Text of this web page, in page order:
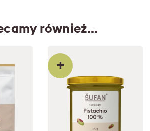
również…
+